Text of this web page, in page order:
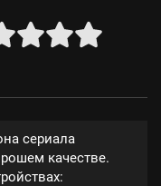
сериала
качестве.